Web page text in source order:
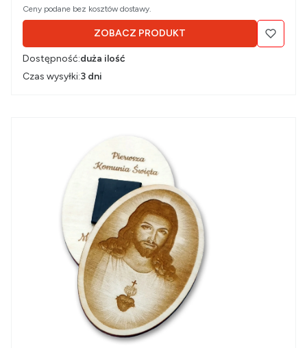
Ceny podane bez kosztów dostawy.
ZOBACZ PRODUKT
Dostępność:duża ilość
Czas wysyłki:3 dni